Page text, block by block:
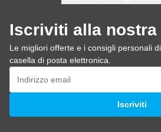
Iscriviti alla
Le migliori offerte e i consigli personali
casella di posta elettronica.
Indirizzo email
Iscriviti